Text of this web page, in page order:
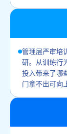
管理层严审培
研。从训练行
投入带来了哪
门拿不出可向